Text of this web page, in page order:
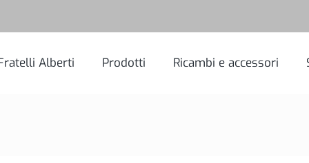
Alberti Prodotti Ricambi e accessori